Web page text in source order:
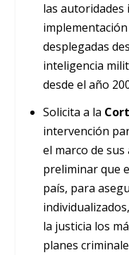
las autoridades
desplegadas
inteligencia
desde el año
Solicita a la
intervención
el marco de sus
preliminar que
país, para
la justicia los
planes